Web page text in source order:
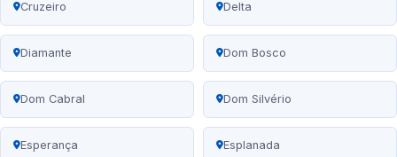
Cruzeiro Delta
Diamante Dom Bosco
Dom Cabral Dom Silvério
Esperança Esplanada